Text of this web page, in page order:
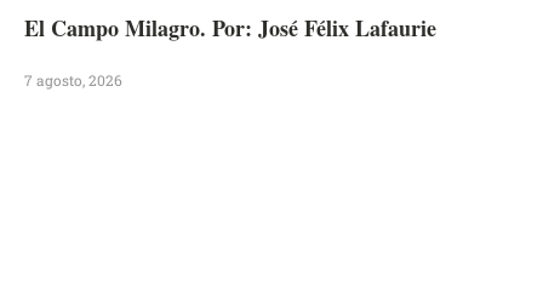
El Campo Milagro. Por: José Félix Lafaurie
7 agosto, 2026